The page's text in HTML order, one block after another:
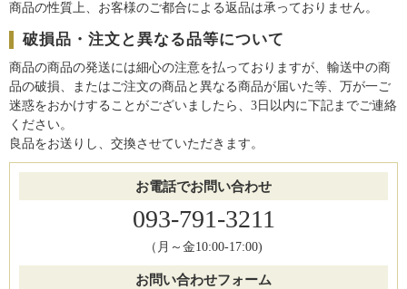
商品の性質上、お客様のご都合による返品は承っておりません。
破損品・注文と異なる品等について
商品の商品の発送には細心の注意を払っておりますが、輸送中の商
品の破損、またはご注文の商品と異なる商品が届いた等、万が一ご
迷惑をおかけすることがございましたら、3日以内に下記までご連絡
ください。
良品をお送りし、交換させていただきます。
お電話でお問い合わせ
093-791-3211
（月～金10:00-17:00)
お問い合わせフォーム